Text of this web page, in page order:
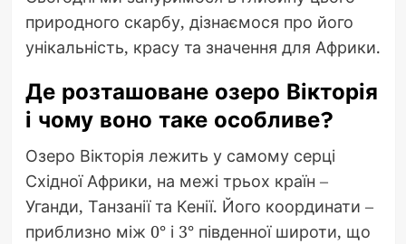
природного скарбу, дізнаємося про його
унікальність, красу та значення для Африки.
Де розташоване озеро Вікторія
і чому воно таке особливе?
Озеро Вікторія лежить у самому серці
Східної Африки, на межі трьох країн –
Уганди, Танзанії та Кенії. Його координати –
приблизно між 0° і 3° південної широти, що